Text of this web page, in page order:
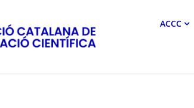
Associació
Comunicació
ACCC